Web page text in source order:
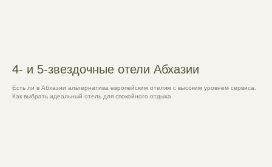
4- и 5-звездочные отели Абхазии
Есть ли в Абхазии альтернатива европейским отелям с высоким уровнем сервиса.
Как выбрать идеальный отель для спокойного отдыха